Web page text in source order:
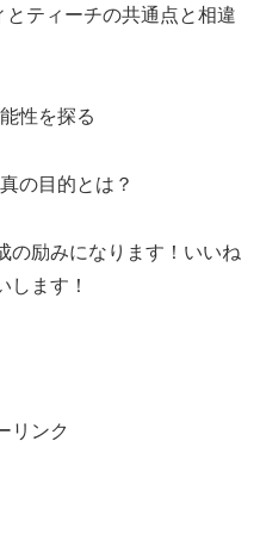
とティーチの共通点と相違
性を探る
の目的とは？
の励みになります！いいね
します！
リンク